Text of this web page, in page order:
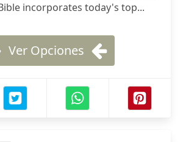
incorporates today's top...
Ver Opciones